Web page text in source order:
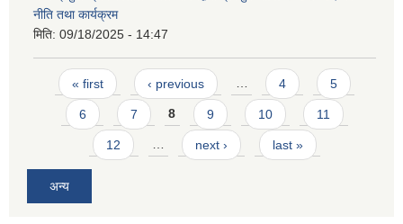
नीति तथा कार्यक्रम
मिति: 09/18/2025 - 14:47
Pages
« first ‹ previous … 4 5
6 7 8 9 10 11
12 … next › last »
अन्य